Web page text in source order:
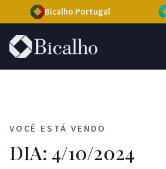
Bicalho Portugal
VOCÊ ESTÁ VENDO
DIA: 4/10/2024